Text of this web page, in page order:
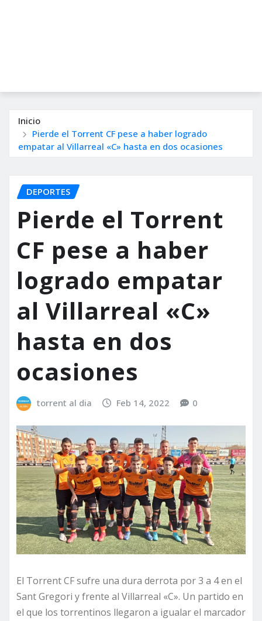
Inicio
Pierde el Torrent CF pese a haber logrado
empatar al Villarreal «C» hasta en dos ocasiones
DEPORTES
Pierde el Torrent
CF pese a haber
logrado empatar
al Villarreal «C»
hasta en dos
ocasiones
torrent al dia Feb 14, 2022 0
El Torrent CF sufre una dura derrota por 3 a 4 en el
Sant Gregori y frente al Villarreal «C». Un partido en
el que los torrentinos llegaron a igualar el marcador